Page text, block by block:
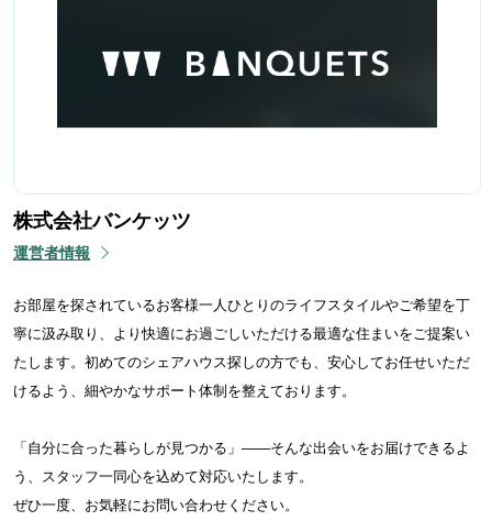
株式会社バンケッツ
運営者情報
お部屋を探されているお客様一人ひとりのライフスタイルやご希望を丁
寧に汲み取り、より快適にお過ごしいただける最適な住まいをご提案い
たします。初めてのシェアハウス探しの方でも、安心してお任せいただ
けるよう、細やかなサポート体制を整えております。
「自分に合った暮らしが見つかる」——そんな出会いをお届けできるよ
う、スタッフ一同心を込めて対応いたします。
ぜひ一度、お気軽にお問い合わせください。